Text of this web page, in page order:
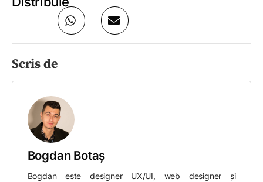
Scris de
Bogdan Botaș
Bogdan este designer UX/UI, web designer și